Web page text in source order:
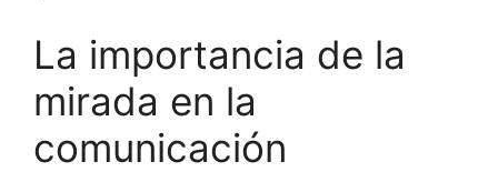
La importancia de la
mirada en la
comunicación